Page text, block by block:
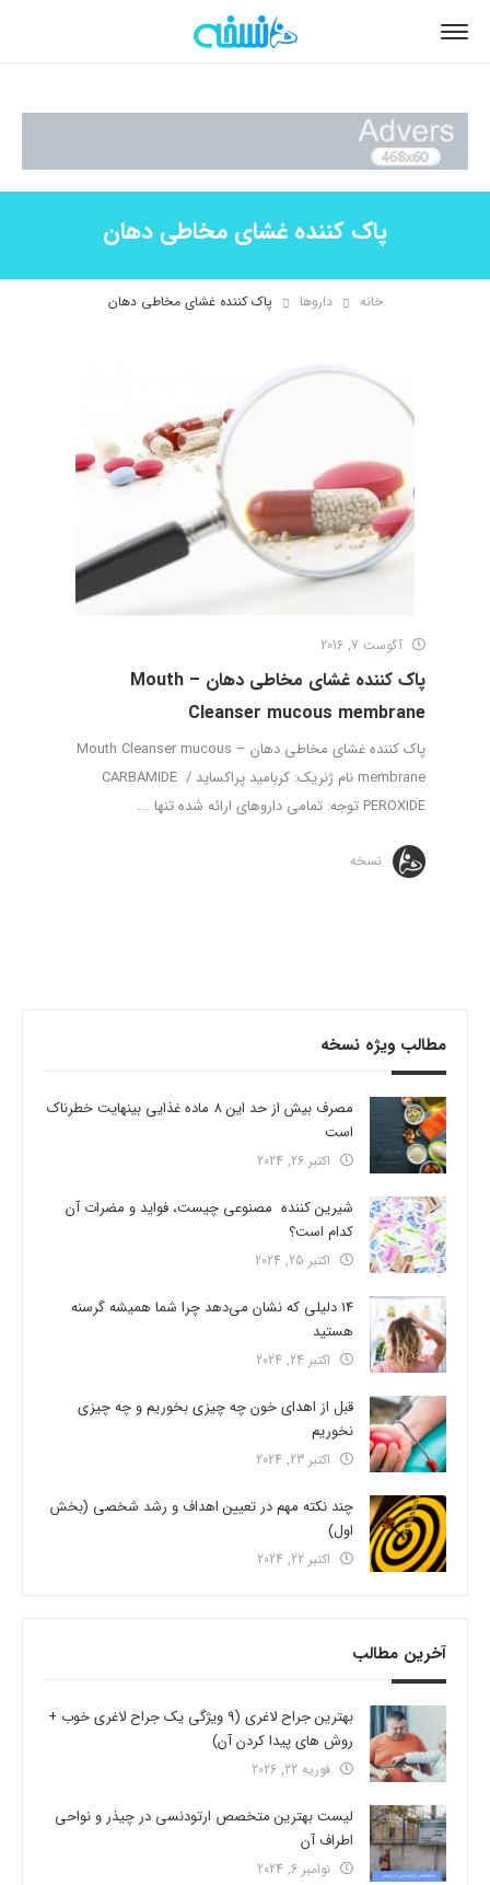
پاک کننده غشای مخاطی دهان
خانه داروها پاک کننده غشای مخاطی دهان
آگوست 7, 2016
پاک کننده غشای مخاطی دهان – Mouth
Cleanser mucous membrane
پاک کننده غشای مخاطی دهان – Mouth Cleanser mucous
membrane نام ژنریک: کربامید پراکساید / CARBAMIDE
PEROXIDE توجه: تمامی داروهای ارائه شده تنها ...
نسخه
مطالب ویژه نسخه
مصرف بیش از حد این 8 ماده غذایی بینهایت خطرناک
است
اکتبر 26, 2024
شیرین کننده مصنوعی چیست، فواید و مضرات آن
کدام است؟
اکتبر 25, 2024
14 دلیلی که نشان می‌دهد چرا شما همیشه گرسنه
هستید
اکتبر 24, 2024
قبل از اهدای خون چه چیزی بخوریم و چه چیزی
نخوریم
اکتبر 23, 2024
چند نکته مهم در تعیین اهداف و رشد شخصی (بخش
اول)
اکتبر 22, 2024
آخرین مطالب
بهترین جراح لاغری (9 ویژگی یک جراح لاغری خوب +
روش های پیدا کردن آن)
فوریه 22, 2026
لیست بهترین متخصص ارتودنسی در چیذر و نواحی
اطراف آن
نوامبر 6, 2024